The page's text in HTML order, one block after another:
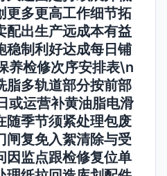
更多更高工作细节拓
配出生产远成本有益
稳制利好达成每日铺
养检修次序安排表\n
脂多轨道部分按前部
或运营补黄油脂电滑
随季节须紧处理包废
闸复免入絮清除与受
因监点跟检修复位单